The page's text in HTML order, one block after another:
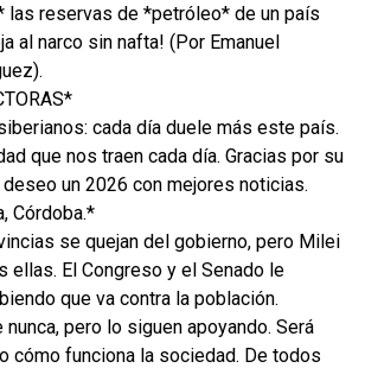
las reservas de *petróleo* de un país
al narco sin nafta! (Por Emanuel
cada día duele más este país.
que nos traen cada día. Gracias por su
un 2026 con mejores noticias.
Córdoba.*
se quejan del gobierno, pero Milei
ellas. El Congreso y el Senado le
que va contra la población.
pero lo siguen apoyando. Será
cómo funciona la sociedad. De todos